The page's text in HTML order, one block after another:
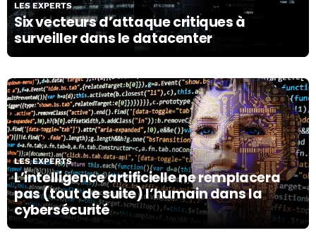
Six vecteurs d’attaque critiques à
surveiller dans le datacenter
LES EXPERTS
L’intelligence artificielle ne remplacera
pas (tout de suite) l’humain dans la
cybersécurité
LES EXPERTS
24/01/20